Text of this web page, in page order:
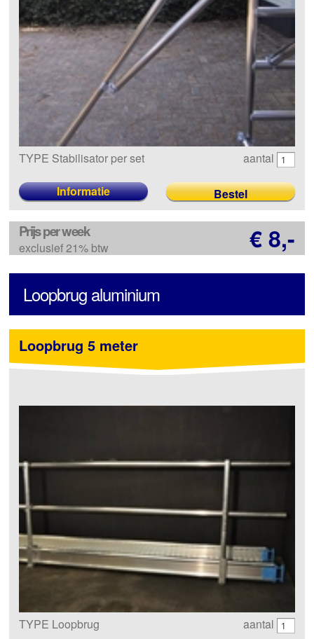
TYPE Stabilisator per set aantal
Informatie
Prijs per week
exclusief 21% btw € 8,-
Loopbrug aluminium
Loopbrug 5 meter
TYPE Loopbrug
aantal